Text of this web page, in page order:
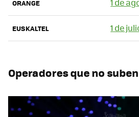
ORANGE
EUSKALTEL 1 de
Operadores que no